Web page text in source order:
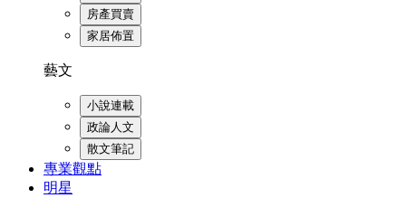
房產買賣
家居佈置
藝文
小說連載
政論人文
散文筆記
專業觀點
明星